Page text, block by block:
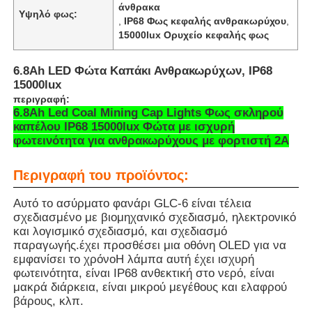
Αρχική Σελίδα
Προϊόντα
Εμφάνιση VR
Σχετικά με εμάς
Γύρος εργοστασίων
Υψηλό φως:
άνθρακα
IP68 Φως κεφαλής ανθρακωρύχου
15000lux Ορυχείο κεφαλής φως
6.8Ah LED Φώτα Καπάκι Ανθρακωρύχων, IP68
15000lux
περιγραφή:
6.8Ah Led Coal Mining Cap Lights Φως σκληρού
καπέλου IP68 15000lux Φώτα με ισχυρή
φωτεινότητα για ανθρακωρύχους με φορτιστή 2A
Περιγραφή του προϊόντος:
Αυτό το ασύρματο φανάρι GLC-6 είναι τέλεια
σχεδιασμένο με βιομηχανικό σχεδιασμό, ηλεκτρονικό
και λογισμικό σχεδιασμό, και σχεδιασμό
παραγωγής.έχει προσθέσει μια οθόνη OLED για να
εμφανίσει το χρόνοΗ λάμπα αυτή έχει ισχυρή
φωτεινότητα, είναι IP68 ανθεκτική στο νερό, είναι
μακρά διάρκεια, είναι μικρού μεγέθους και ελαφρού
βάρους, κλπ.